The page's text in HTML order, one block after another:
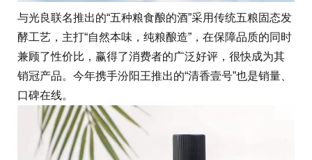
与光良联名推出的“五种粮食酿的酒”采用传统五粮固态发
酵工艺，主打“自然本味，纯粮酿造”，在保障品质的同时
兼顾了性价比，赢得了消费者的广泛好评，很快成为其
销冠产品。今年携手汾阳王推出的“清香壹号”也是销量、
口碑在线。